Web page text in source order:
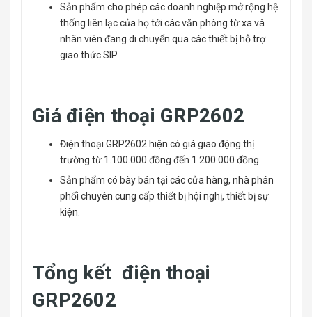
Sản phẩm cho phép các doanh nghiệp mở rộng hệ
thống liên lạc của họ tới các văn phòng từ xa và
nhân viên đang di chuyển qua các thiết bị hỗ trợ
giao thức SIP
Giá điện thoại GRP2602
Điện thoại GRP2602 hiện có giá giao động thị
trường từ 1.100.000 đồng đến 1.200.000 đồng.
Sản phẩm có bày bán tại các cửa hàng, nhà phân
phối chuyên cung cấp thiết bị hội nghị, thiết bị sự
kiện.
Tổng kết điện thoại
GRP2602